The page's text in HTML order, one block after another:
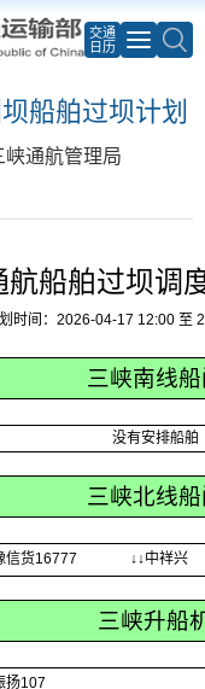
交通
日历
船舶过坝计划
峡通航管理局
航船舶过坝调
时间：2026-04-17 12:00 至
三峡南线
没有安排船舶
三峡北线
信货16777 ↓↓中祥兴
三峡升船
扬107